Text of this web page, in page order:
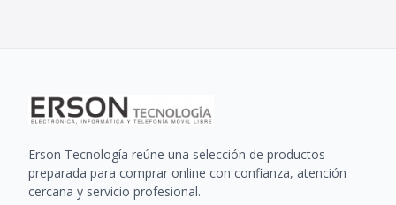
Erson Tecnología reúne una selección de productos
preparada para comprar online con confianza, atención
cercana y servicio profesional.